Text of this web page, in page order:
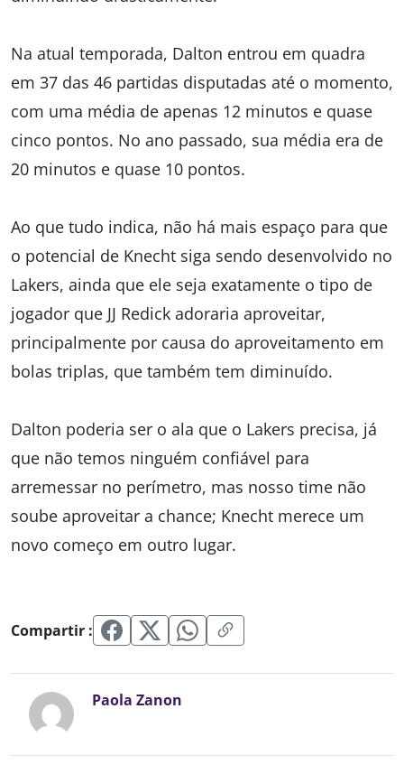
Na atual temporada, Dalton entrou em quadra
em 37 das 46 partidas disputadas até o momento,
com uma média de apenas 12 minutos e quase
cinco pontos. No ano passado, sua média era de
20 minutos e quase 10 pontos.
Ao que tudo indica, não há mais espaço para que
o potencial de Knecht siga sendo desenvolvido no
Lakers, ainda que ele seja exatamente o tipo de
jogador que JJ Redick adoraria aproveitar,
principalmente por causa do aproveitamento em
bolas triplas, que também tem diminuído.
Dalton poderia ser o ala que o Lakers precisa, já
que não temos ninguém confiável para
arremessar no perímetro, mas nosso time não
soube aproveitar a chance; Knecht merece um
novo começo em outro lugar.
Compartir :
Paola Zanon